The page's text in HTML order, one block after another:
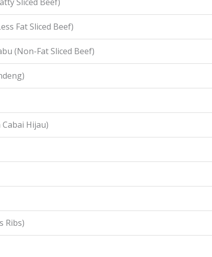
Fat Sliced Beef)
(Non-Fat Sliced Beef)
Hijau)
Ribs)